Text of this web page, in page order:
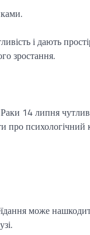
і дають
зростання.
14 липня
про психологічний
може